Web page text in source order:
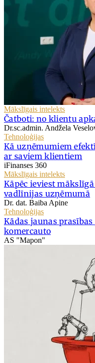
Mākslīgais intelekts
Čatboti: no klientu
Dr.sc.admin. Andžela
Tehnoloģijas
Kā uzņēmumiem
ar saviem klientiem
iFinanses 360
Mākslīgais intelekts
Kāpēc ieviest
vadlīnijas uzņēmumā
Dr. dat. Baiba Apine
Tehnoloģijas
Kādas jaunas
komercauto
AS "Mapon"